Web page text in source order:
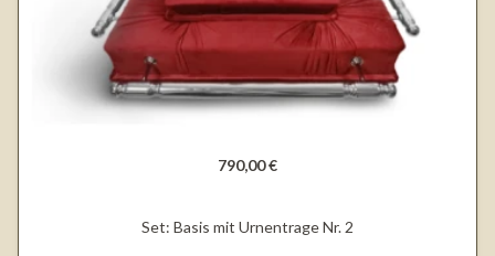
790,00 €
Set: Basis mit Urnentrage Nr. 2